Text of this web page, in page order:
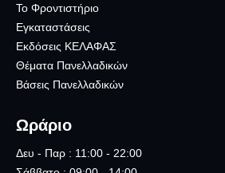
Το Φροντιστήριο
Εγκαταστάσεις
Εκδόσεις ΚΕΛΑΦΑΣ
Θέματα Πανελλαδικών
Βάσεις Πανελλαδικών
Ωράριο
Δευ - Παρ : 11:00 - 22:00